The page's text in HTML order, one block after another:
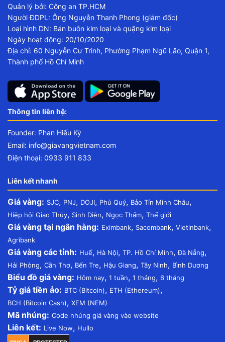
Quản lý bởi: Công an TP.HCM
Người ĐDPL: Ông Nguyễn Thanh Phong (giám đốc)
Loại hình DN: Bán buôn kim loại và quặng kim loại
Ngày hoạt động: 20/10/2020
Địa chỉ: 60 Nguyễn Cư Trinh, Phường Phạm Ngũ Lão, Quận 1,
Thành phố Hồ Chí Minh
Thông tin liên hệ:
Founder: Phan Hiếu Kỳ
Email: info@giavangvietnam.com
Điện thoại: 0933 911 833
Liên kết nhanh
Giá vàng: SJC, PNJ, DOJI, Phú Quý, Bảo Tín Minh Châu,
Hiệp hội Giao Thủy, Sinh Diễn, Ngọc Thẩm, Thế giới
Giá vàng tại ngân hàng: Eximbank, Sacombank, Vietinbank,
Agribank
Giá vàng các tỉnh: Huế, Hà Nội, TP. Hồ Chí Minh,Đà Nẵng,
Hải Phòng, Cần Thơ, Bến Tre, Hậu Giang, Tây Ninh, Bình Dương
Biểu đồ giá vàng: Hôm nay, 1 tuần, 1 tháng, 6 tháng
Tỷ giá tiền ảo: BTC (Bitcoin), ETH (Ethereum),
BCH (Bitcoin Cash), XEM (NEM)
Mã nhúng: Code nhúng giá vàng vào website
Liên kết: Live Now, Hullo